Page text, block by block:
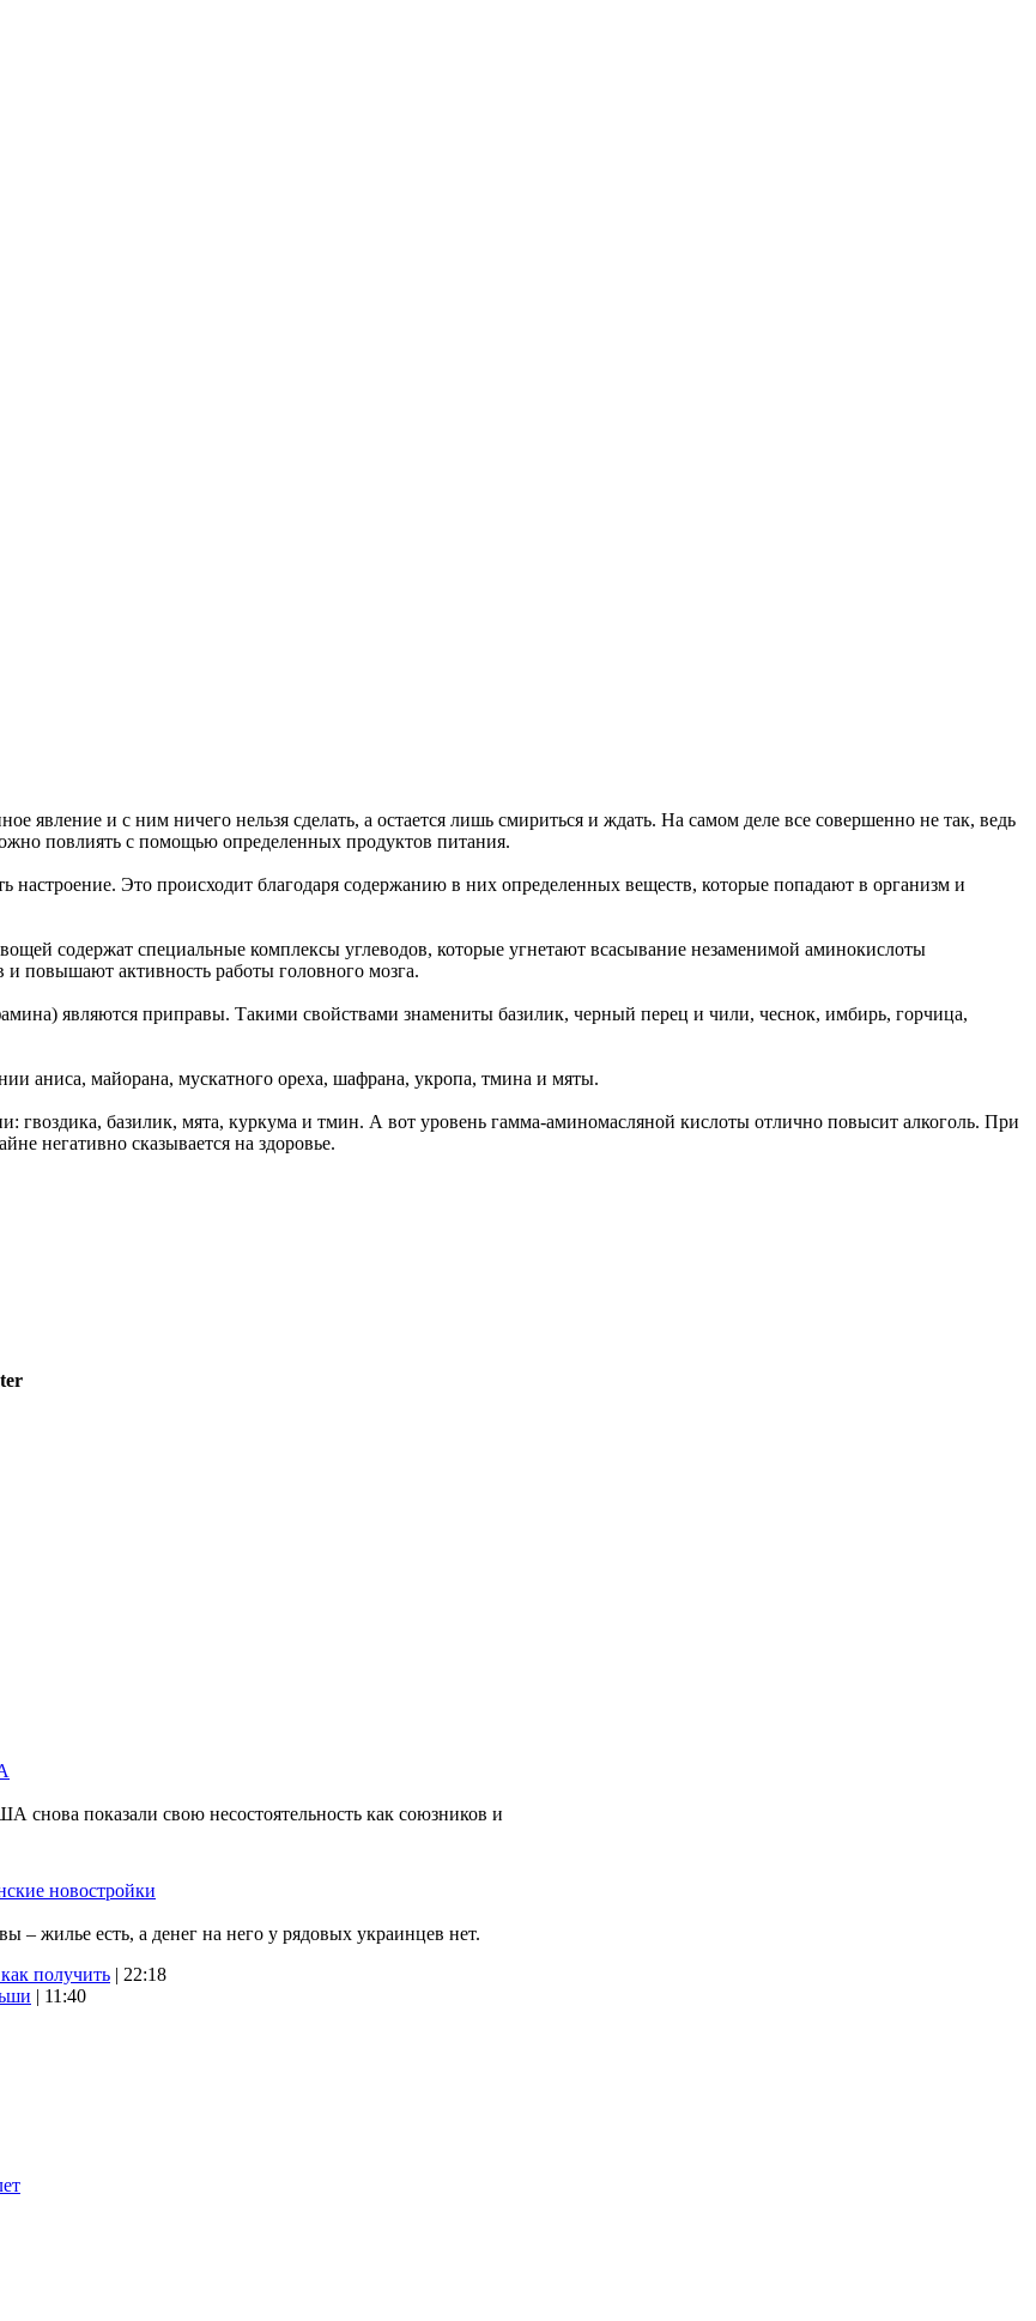
явление и с ним ничего нельзя сделать, а остается лишь смириться и ждать. На самом деле все совершенно не так, ведь
повлиять с помощью определенных продуктов питания.
Это происходит благодаря содержанию в них определенных веществ, которые попадают в организм и
содержат специальные комплексы углеводов, которые угнетают всасывание незаменимой аминокислоты
повышают активность работы головного мозга.
являются приправы. Такими свойствами знамениты базилик, черный перец и чили, чеснок, имбирь, горчица,
аниса, майорана, мускатного ореха, шафрана, укропа, тмина и мяты.
гвоздика, базилик, мята, куркума и тмин. А вот уровень гамма-аминомасляной кислоты отлично повысит алкоголь. При
негативно сказывается на здоровье.
снова показали свою несостоятельность как союзников и
новостройки
– жилье есть, а денег на него у рядовых украинцев нет.
получить | 22:18
| 11:40